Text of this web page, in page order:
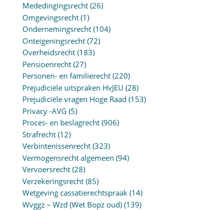
Mededingingsrecht(26)
Omgevingsrecht(1)
Ondernemingsrecht(104)
Onteigeningsrecht(72)
Overheidsrecht(183)
Pensioenrecht(27)
Personen- en familierecht(220)
Prejudiciële uitspraken HvJEU (28)
Prejudiciële vragen Hoge Raad (153)
Privacy -AVG (5)
Proces- en beslagrecht(906)
Strafrecht(12)
Verbintenissenrecht(323)
Vermogensrecht algemeen (94)
Vervoersrecht(28)
Verzekeringsrecht(85)
Wetgeving cassatierechtspraak(14)
Wvggz – Wzd (Wet Bopz oud)(139)